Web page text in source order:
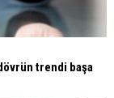
trendi başa